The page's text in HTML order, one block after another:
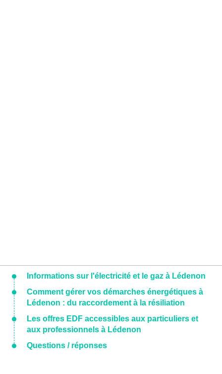
Informations sur l'électricité et le gaz à Lédenon
Comment gérer vos démarches énergétiques à
Lédenon : du raccordement à la résiliation
Les offres EDF accessibles aux particuliers et
aux professionnels à Lédenon
Questions / réponses